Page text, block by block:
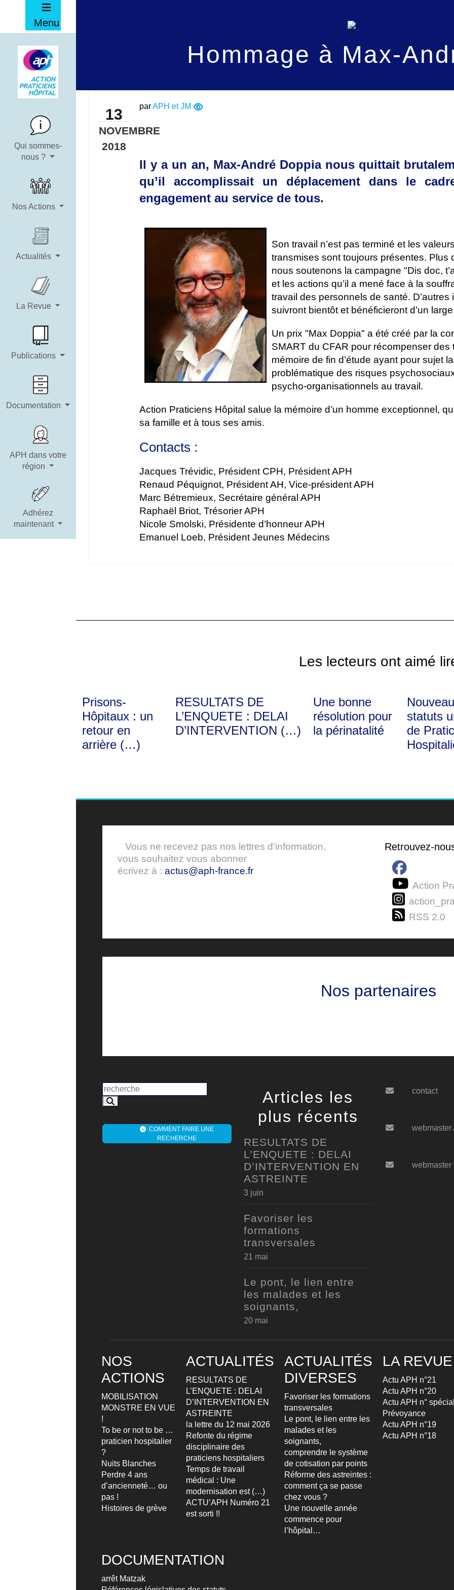
Menu
Qui sommes-
nous ?
Nos Actions
Actualités
La Revue
Publications
Documentation
APH dans votre
région
Adhérez
maintenant
Hommage à Max-
13
NOVEMBRE
2018
parAPH et JM
Il y a un an, Max-André Doppia nous quittait
qu’il accomplissait un déplacement dans le
engagement au service de tous.
Son travail n’est pas terminé et les
transmises sont toujours présentes. Plus
nous soutenons la campagne "Dis doc,
et les actions qu’il a mené face à la
travail des personnels de santé. D’autres
suivront bientôt et bénéficieront d’un
Un prix "Max Doppia" a été créé par la
SMART du CFAR pour récompenser des
mémoire de fin d’étude ayant pour sujet la
problématique des risques
psycho-organisationnels au travail.
Action Praticiens Hôpital salue la mémoire d’un homme exceptionnel,
sa famille et à tous ses amis.
Contacts :
Jacques Trévidic, Président CPH, Président APH
Renaud Péquignot, Président AH, Vice-président APH
Marc Bétremieux, Secrétaire général APH
Raphaël Briot, Trésorier APH
Nicole Smolski, Présidente d’honneur APH
Emanuel Loeb, Président Jeunes Médecins
Les lecteurs ont aimé
Prisons-
Hôpitaux : un
retour en
arrière (…)
RESULTATS DE
L’ENQUETE : DELAI
D’INTERVENTION (…)
Une bonne
résolution pour
la périnatalité
statuts
de
Vous ne recevez pas nos lettres d'information,
vous souhaitez vous abonner
écrivez à : actus@aph-france.fr
Retrouvez-
Action
RSS 2.0
Nos partenaires
COMMENT FAIRE UNE
RECHERCHE
Articles les
plus récents
RESULTATS DE
L’ENQUETE : DELAI
D’INTERVENTION EN
ASTREINTE
3 juin
Favoriser les
formations
transversales
21 mai
Le pont, le lien entre
les malades et les
soignants,
20 mai
contact
webmaster
webmaster
NOS
ACTIONS
MOBILISATION
MONSTRE EN VUE
!
To be or not to be …
praticien hospitalier
?
Nuits Blanches
Perdre 4 ans
d’ancienneté… ou
pas !
Histoires de grève
ACTUALITÉS
RESULTATS DE
L’ENQUETE : DELAI
D’INTERVENTION EN
ASTREINTE
la lettre du 12 mai 2026
Refonte du régime
disciplinaire des
praticiens hospitaliers
Temps de travail
médical : Une
modernisation est (…)
ACTU’APH Numéro 21
est sorti !!
ACTUALITÉS
DIVERSES
Favoriser les formations
transversales
Le pont, le lien entre les
malades et les
soignants,
comprendre le système
de cotisation par points
Réforme des astreintes :
comment ça se passe
chez vous ?
Une nouvelle année
commence pour
l’hôpital…
LA REVUE
Actu APH n°21
Actu APH n°20
Actu APH n°
Prévoyance
Actu APH n°19
Actu APH n°18
DOCUMENTATION
arrêt Matzak